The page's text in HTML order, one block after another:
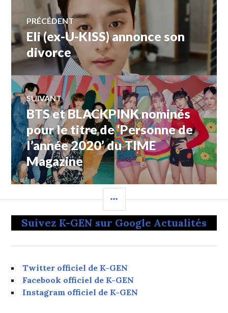
Navigation
de
l’article
PRÉCÉDENT
Article
précédent :
Eli (ex-U-KISS) annonce son
divorce
SUIVANT
Article
Suivant:
BTS et BLACKPINK nominés
pour le titre de ‘Personne de
l’année 2020’ du TIME
Magazine
LATÉRALE
Suivez K-GEN sur Google Actualités
Twitter officiel de K-GEN
Facebook officiel de K-GEN
Instagram officiel de K-GEN